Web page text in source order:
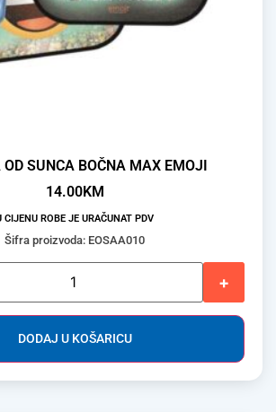
SUNCA BOČNA MAX EMOJI
14.00KM
CIJENU ROBE JE URAČUNAT PDV
Šifra proizvoda: EOSAA010
+
DODAJ U KOŠARICU